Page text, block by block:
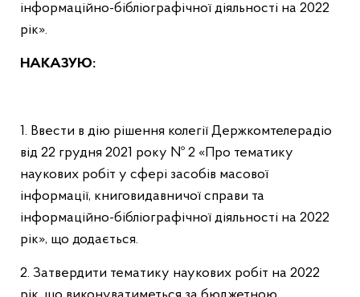
інформаційно-бібліографічної діяльності на 2022
рік».
НАКАЗУЮ:
1. Ввести в дію рішення колегії Держкомтелерадіо
від 22 грудня 2021 року № 2 «Про тематику
наукових робіт у сфері засобів масової
інформації, книговидавничої справи та
інформаційно-бібліографічної діяльності на 2022
рік», що додається.
2. Затвердити тематику наукових робіт на 2022